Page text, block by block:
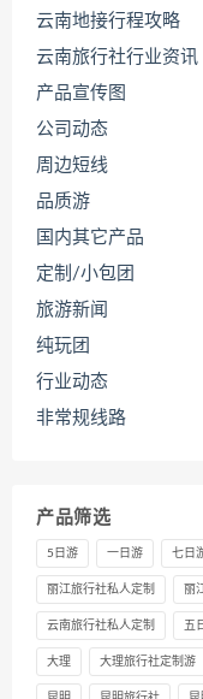
云南地接行程攻略
云南旅行社行业资讯
产品宣传图
公司动态
周边短线
品质游
国内其它产品
定制/小包团
旅游新闻
纯玩团
行业动态
非常规线路
产品筛选
5日游 一日游 七日
丽江旅行社私人定制 丽
云南旅行社私人定制 五
大理 大理旅行社定制游